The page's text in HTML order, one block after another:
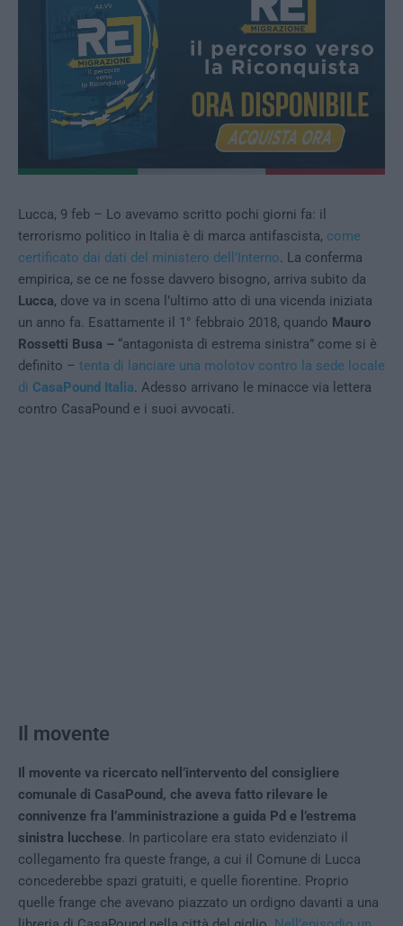
Lucca, 9 feb – Lo avevamo scritto pochi giorni fa: il
terrorismo politico in Italia è di marca antifascista, come
certificato dai dati del ministero dell’Interno . La conferma
empirica, se ce ne fosse davvero bisogno, arriva subito da
Lucca, dove va in scena l’ultimo atto di una vicenda iniziata
un anno fa. Esattamente il 1° febbraio 2018, quando Mauro
Rossetti Busa – “antagonista di estrema sinistra” come si è
definito – tenta di lanciare una molotov contro la sede locale
di CasaPound Italia . Adesso arrivano le minacce via lettera
contro CasaPound e i suoi avvocati.
Il movente
Il movente va ricercato nell’intervento del consigliere
comunale di CasaPound, che aveva fatto rilevare le
connivenze fra l’amministrazione a guida Pd e l’estrema
sinistra lucchese . In particolare era stato evidenziato il
collegamento fra queste frange, a cui il Comune di Lucca
concederebbe spazi gratuiti, e quelle fiorentine. Proprio
quelle frange che avevano piazzato un ordigno davanti a una